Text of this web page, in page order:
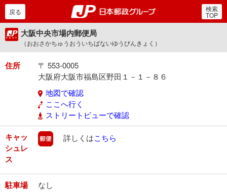
郵便局・日本郵政グルー
戻る 検索
TOP
大阪中央市場内郵便局
（おおさかちゅうおういちばないゆうびんきょく）
住所
〒 553-0005
大阪府大阪市福島区野田１－１－８６
地図で確認
ここへ行く
ストリートビューで確認
キャッ
シュレ
ス
郵便
詳しくはこちら
駐車場 なし